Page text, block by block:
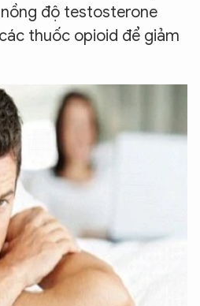
độ testosterone
thuốc opioid để giảm